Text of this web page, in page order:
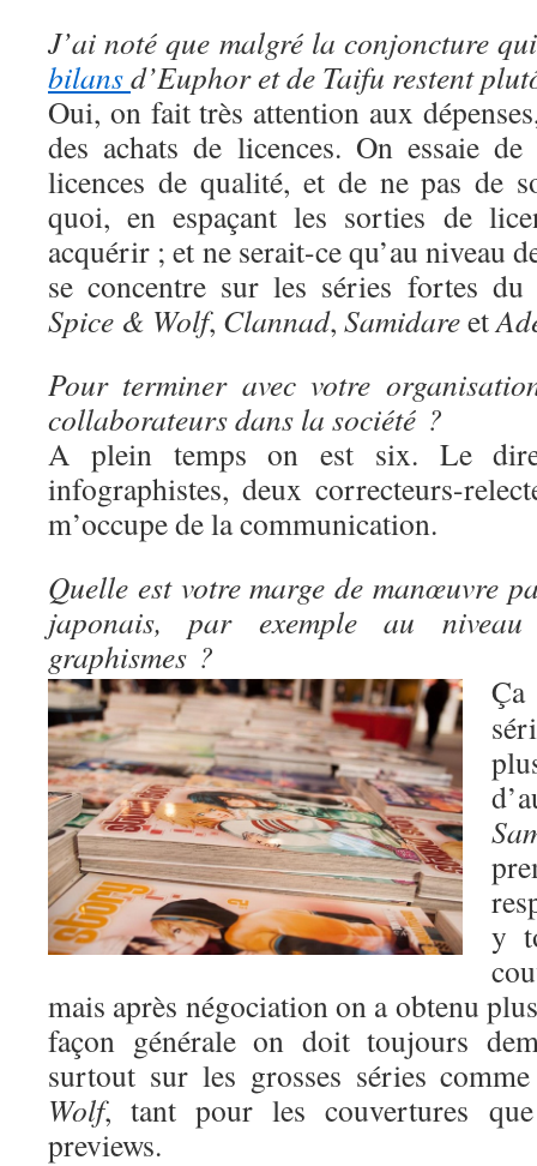
J’ai noté que malgré la conjoncture
bilansd’Euphor et de Taifu restent
Oui, on fait très attention aux
des achats de licences. On essaie
licences de qualité, et de ne pas de
quoi, en espaçant les sorties de
acquérir ; et ne serait-ce qu’au niveau
se concentre sur les séries fortes du
Spice & Wolf, Clannad, Samidareet
Pour terminer avec votre
collaborateurs dans la société ?
A plein temps on est six. Le
infographistes, deux correcteurs-
m’occupe de la communication.
Quelle est votre marge de manœuvre
japonais, par exemple au
graphismes ?
y
mais après négociation on a obtenu
façon générale on doit toujours
surtout sur les grosses séries
Wolf, tant pour les couvertures
previews.